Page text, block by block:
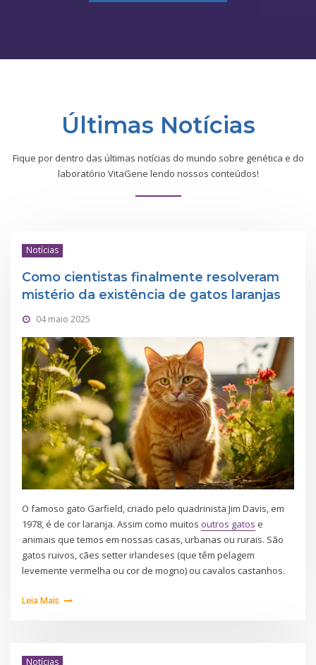
Últimas Notícias
Fique por dentro das últimas notícias do mundo sobre genética e do
laboratório VitaGene lendo nossos conteúdos!
Notícias
Como cientistas finalmente resolveram
mistério da existência de gatos laranjas
04 maio 2025
O famoso gato Garfield, criado pelo quadrinista Jim Davis, em
1978, é de cor laranja. Assim como muitos outros gatos e
animais que temos em nossas casas, urbanas ou rurais. São
gatos ruivos, cães setter irlandeses (que têm pelagem
levemente vermelha ou cor de mogno) ou cavalos castanhos.
Leia Mais
Notícias